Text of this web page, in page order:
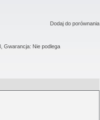
Dodaj do porównania
Gwarancja: Nie podlega